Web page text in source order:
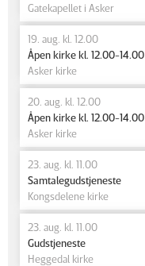
Gatekapellet i Asker
19. aug. kl. 12.00
Åpen kirke kl. 12.00-14.00
Asker kirke
20. aug. kl. 12.00
Åpen kirke kl. 12.00-14.00
Asker kirke
23. aug. kl. 11.00
Samtalegudstjeneste
Kongsdelene kirke
23. aug. kl. 11.00
Gudstjeneste
Heggedal kirke